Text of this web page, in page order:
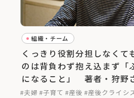
組織・チーム
くっきり役割分担しなくて
のは背負わず抱え込まず「
になること」 著者・狩野
表・古川さん対談
#夫婦 #子育て #産後 #産後クライシ